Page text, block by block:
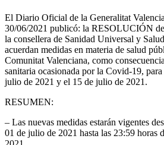
El Diario Oficial de la Generalitat
30/06/2021 publicó: la RESOLUCIÓN
la consellera de Sanidad Universal y
acuerdan medidas en materia de salud
Comunitat Valenciana, como
sanitaria ocasionada por la Covid-19,
julio de 2021 y el 15 de julio de 2021.
RESUMEN:
– Las nuevas medidas estarán vigentes
01 de julio de 2021 hasta las 23:59 horas